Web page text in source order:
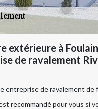
extérieure à
de ravalement
entreprise de ravalement de
recommandé pour vous si